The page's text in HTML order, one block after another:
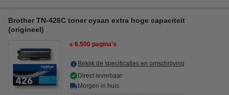
Brother TN-426C toner cyaan extra hoge capaciteit
(origineel)
± 6.500 pagina's
Bekijk de specificaties en omschrijving
Direct leverbaar
Morgen in huis